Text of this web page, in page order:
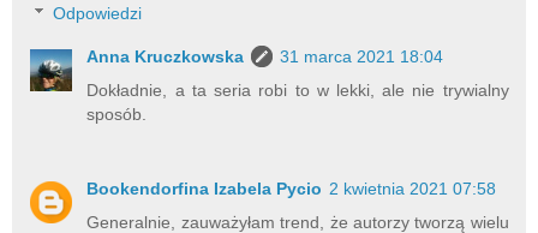
Odpowiedzi
Anna Kruczkowska
31 marca 2021 18:04
Dokładnie, a ta seria robi to w lekki, ale nie trywialny
sposób.
Bookendorfina Izabela Pycio 2 kwietnia 2021 07:58
Generalnie, zauważyłam trend, że autorzy tworzą wielu